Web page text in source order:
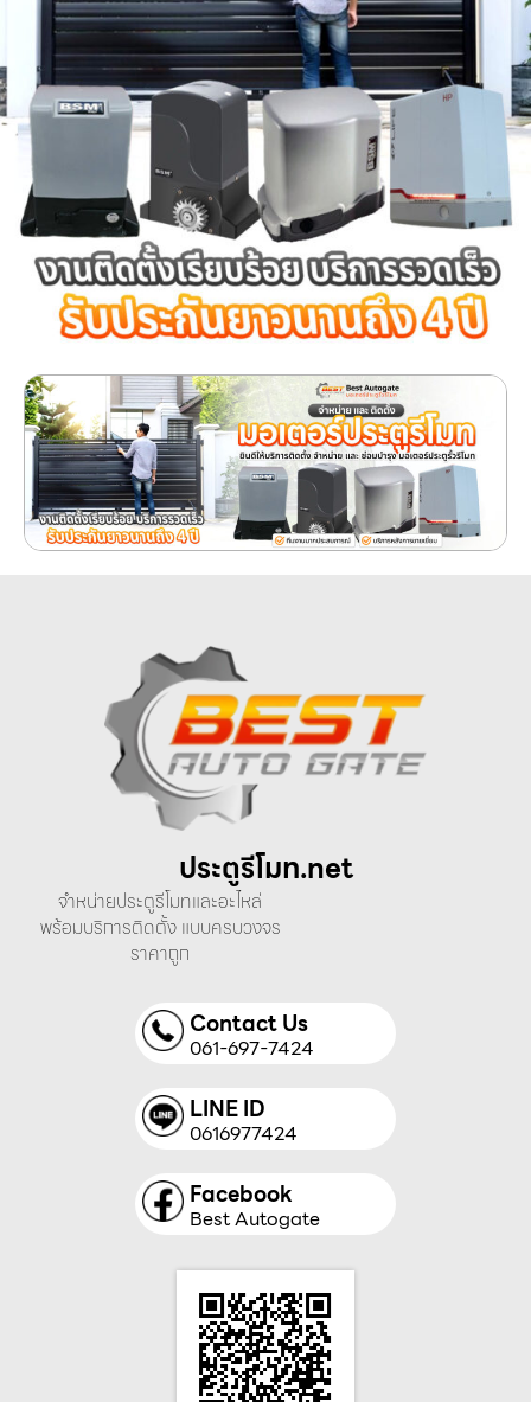
ประตูรีโมท.net
จำหน่ายประตูรีโมทและอะไหล่
พร้อมบริการติดตั้ง แบบครบวงจร
ราคาถูก
Contact Us
061-697-7424
LINE ID
0616977424
Facebook
Best Autogate